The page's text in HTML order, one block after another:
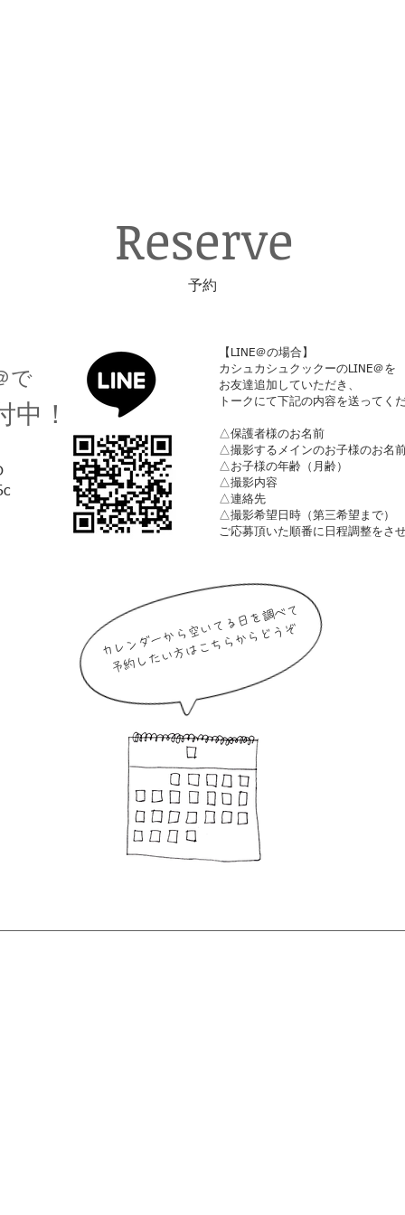
​Reserve
​予約
で
中！
【LINE＠の場合】​
カシュカシュクックーのLINE＠を
お友達追加していただき、
トークにて下記の内容を送ってく
△保護者様のお名前
△撮影するメインのお子様のお名
△お子様の年齢（月齢）
△撮影内容
△連絡先
​△撮影希望日時（第三希望まで）
ご応募頂いた順番に日程調整をさ
カレンダーから空いてる日を調べて
​予約したい方はこちらからどうぞ